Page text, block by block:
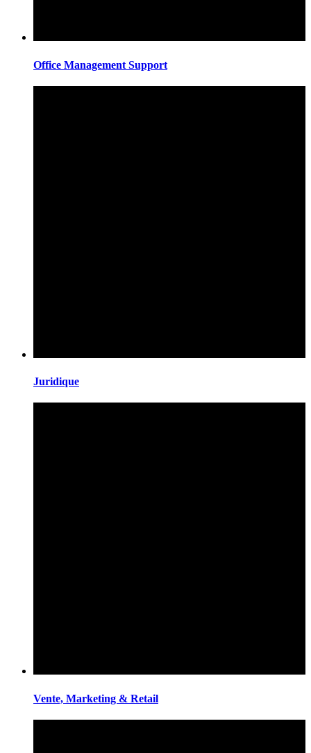
Office Management Support
Juridique
Vente, Marketing & Retail